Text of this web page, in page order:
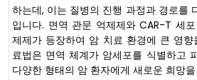
하는데, 이는 질병의 진행 과정과 경로를
입니다. 면역 관문 억제제와 CAR-T 세
제제가 등장하여 암 치료 환경에 큰 영향
료법은 면역 체계가 암세포를 식별하고
다양한 형태의 암 환자에게 새로운 희망